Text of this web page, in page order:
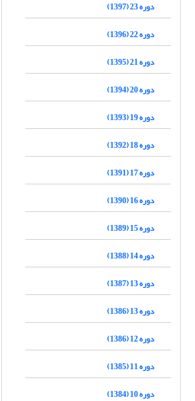
دوره 23 (1397)
دوره 22 (1396)
دوره 21 (1395)
دوره 20 (1394)
دوره 19 (1393)
دوره 18 (1392)
دوره 17 (1391)
دوره 16 (1390)
دوره 15 (1389)
دوره 14 (1388)
دوره 13 (1387)
دوره 13 (1386)
دوره 12 (1386)
دوره 11 (1385)
دوره 10 (1384)